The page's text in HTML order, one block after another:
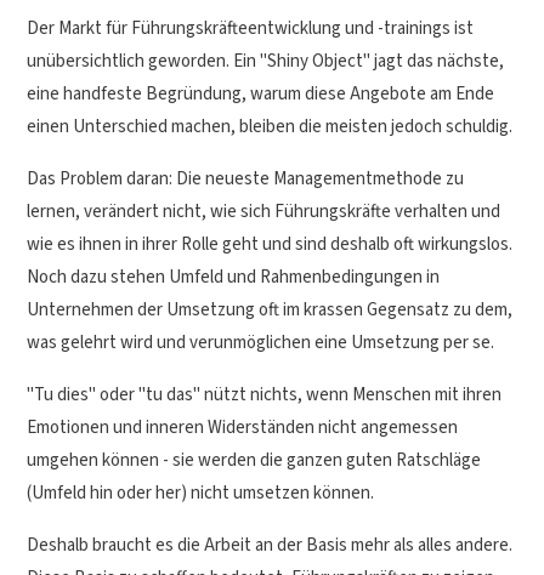
Der Markt für Führungskräfteentwicklung und -trainings ist
unübersichtlich geworden. Ein "Shiny Object" jagt das nächste,
eine handfeste Begründung, warum diese Angebote am Ende
einen Unterschied machen, bleiben die meisten jedoch schuldig.
Das Problem daran: Die neueste Managementmethode zu
lernen, verändert nicht, wie sich Führungskräfte verhalten und
wie es ihnen in ihrer Rolle geht und sind deshalb oft wirkungslos.
Noch dazu stehen Umfeld und Rahmenbedingungen in
Unternehmen der Umsetzung oft im krassen Gegensatz zu dem,
was gelehrt wird und verunmöglichen eine Umsetzung per se.
"Tu dies" oder "tu das" nützt nichts, wenn Menschen mit ihren
Emotionen und inneren Widerständen nicht angemessen
umgehen können - sie werden die ganzen guten Ratschläge
(Umfeld hin oder her) nicht umsetzen können.
Deshalb braucht es die Arbeit an der Basis mehr als alles andere.